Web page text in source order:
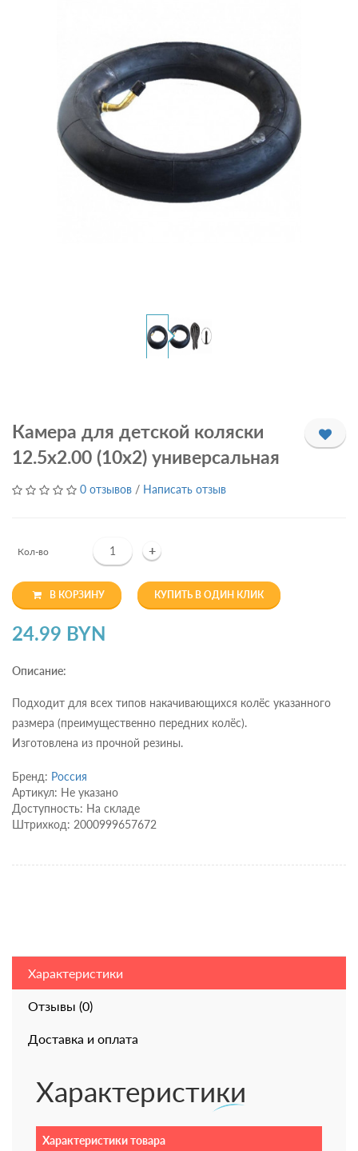
Камера для детской коляски
12.5х2.00 (10х2) универсальная
0 отзывов / Написать отзыв
Кол-во +
В КОРЗИНУ КУПИТЬ В ОДИН КЛИК
24.99 BYN
Описание:
Подходит для всех типов накачивающихся колёс указанного
размера (преимущественно передних колёс).
Изготовлена из прочной резины.
Бренд: Россия
Артикул: Не указано
Доступность: На складе
Штрихкод: 2000999657672
Характеристики
Отзывы (0)
Доставка и оплата
Характеристики
Характеристики товара